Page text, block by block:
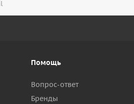
Помощь
Вопрос-ответ
Бренды